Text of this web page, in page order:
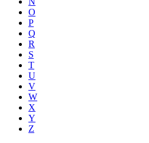
O
P
Q
R
S
T
U
V
W
X
Y
Z